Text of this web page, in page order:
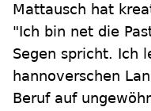
Mattausch hat
"Ich bin net die
Segen spricht. Ich
hannoverschen
Beruf auf